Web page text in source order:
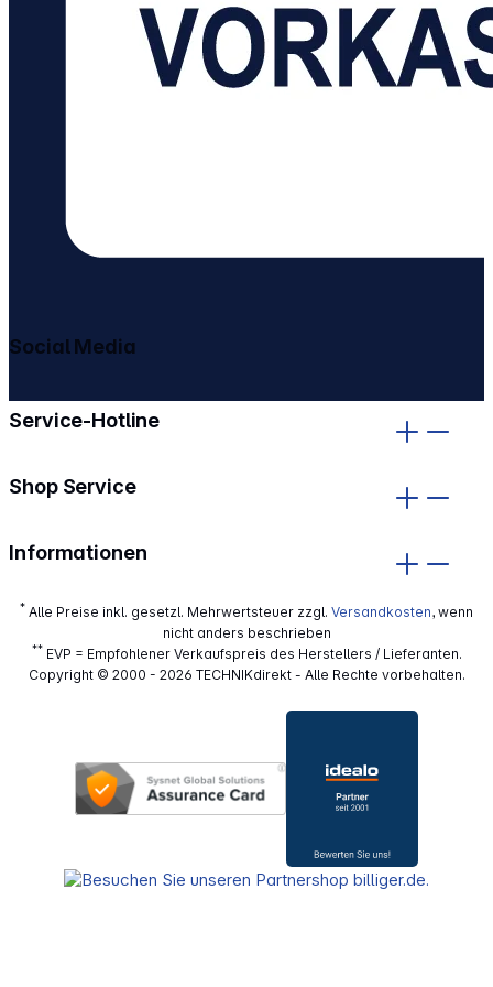
Service-Hotline
Shop Service
Informationen
Social Media
* Alle Preise inkl. gesetzl. Mehrwertsteuer zzgl. Versandkosten, wenn
nicht anders beschrieben
**EVP = Empfohlener Verkaufspreis des Herstellers / Lieferanten.
Copyright © 2000 - 2026 TECHNIKdirekt - Alle Rechte vorbehalten.